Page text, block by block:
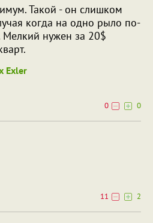
Такой - он слишком
когда на одно рыло по-
Мелкий нужен за 20$
Exler
0
0
11
2